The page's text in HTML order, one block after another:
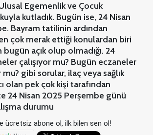
Egemenlik ve Çocuk
kutladık. Bugün ise, 24 Nisan
Bayram tatilinin ardından
çok merak ettiği konulardan biri
açık olup olmadığı. 24
çalışıyor mu? Bugün eczaneler
gibi sorular, ilaç veya sağlık
olan pek çok kişi tarafından
24 Nisan 2025 Perşembe günü
durumu
ücretsiz abone ol, ilk bilen sen ol!